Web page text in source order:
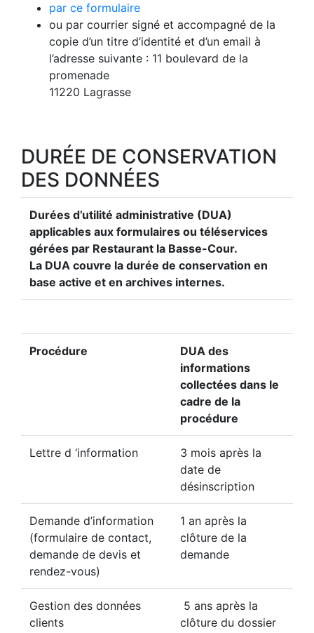
par ce formulaire
ou par courrier signé et accompagné de la
copie d’un titre d’identité et d’un email à
l’adresse suivante : 11 boulevard de la
promenade
11220 Lagrasse
DURÉE DE CONSERVATION
DES DONNÉES
Durées d’utilité administrative (DUA)
applicables aux formulaires ou téléservices
gérées par Restaurant la Basse-Cour.
La DUA couvre la durée de conservation en
base active et en archives internes.
Procédure
DUA des
informations
collectées dans le
cadre de la
procédure
Lettre d ‘information
3 mois après la
date de
désinscription
Demande d’information
(formulaire de contact,
demande de devis et
rendez-vous)
1 an après la
clôture de la
demande
Gestion des données
clients
5 ans après la
clôture du dossier